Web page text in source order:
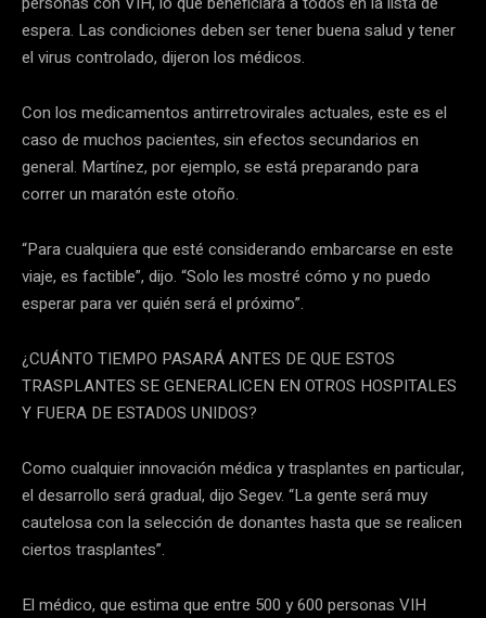
espera. Las condiciones deben ser tener buena salud y tener
el virus controlado, dijeron los médicos.
Con los medicamentos antirretrovirales actuales, este es el
caso de muchos pacientes, sin efectos secundarios en
general. Martínez, por ejemplo, se está preparando para
correr un maratón este otoño.
“Para cualquiera que esté considerando embarcarse en este
viaje, es factible”, dijo. “Solo les mostré cómo y no puedo
esperar para ver quién será el próximo”.
¿CUÁNTO TIEMPO PASARÁ ANTES DE QUE ESTOS
TRASPLANTES SE GENERALICEN EN OTROS HOSPITALES
Y FUERA DE ESTADOS UNIDOS?
Como cualquier innovación médica y trasplantes en particular,
el desarrollo será gradual, dijo Segev. “La gente será muy
cautelosa con la selección de donantes hasta que se realicen
ciertos trasplantes”.
El médico, que estima que entre 500 y 600 personas VIH